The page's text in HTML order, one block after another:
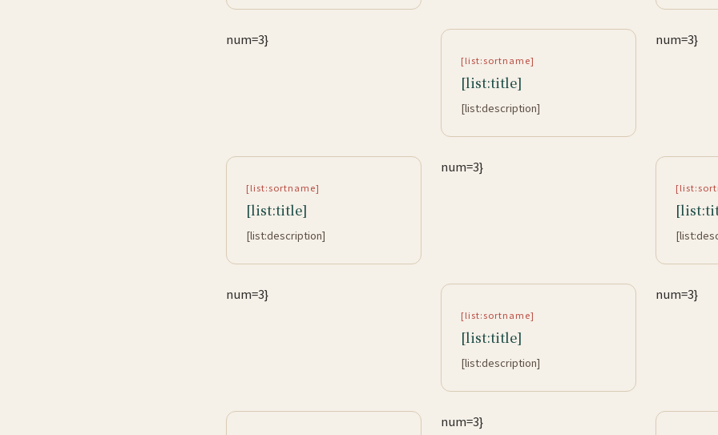
num=3}
[list:sortname]
[list:title]
[list:description]
num=3}
[list:sortname]
[list:title]
[list:description]
num=3}
num=3}
[list:sortname]
[list:title]
[list:description]
num=3}
num=3}